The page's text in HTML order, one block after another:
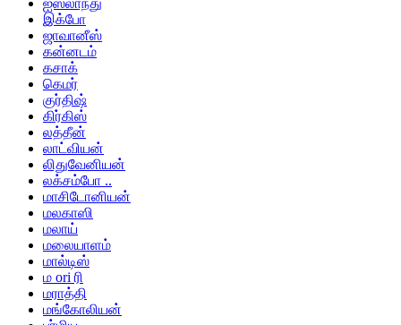
ஐஸ்லாந்து
இக்போ
ஜாவானீஸ்
கன்னடம்
கசாக்
கெமர்
குர்திஷ்
கிர்கிஸ்
லத்தீன்
லாட்வியன்
லிதுவேனியன்
லக்சம்போ ..
மாசிடோனியன்
மலகாஸி
மலாய்
மலையாளம்
மால்டிஸ்
ம ori ரி
மராத்தி
மங்கோலியன்